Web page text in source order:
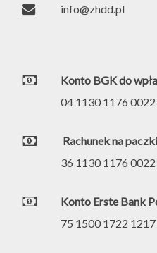
info@zhdd.pl
Konto BGK do
04 1130 1176
Rachunek na
36 1130 1176
Konto Erste Bank
75 1500 1722